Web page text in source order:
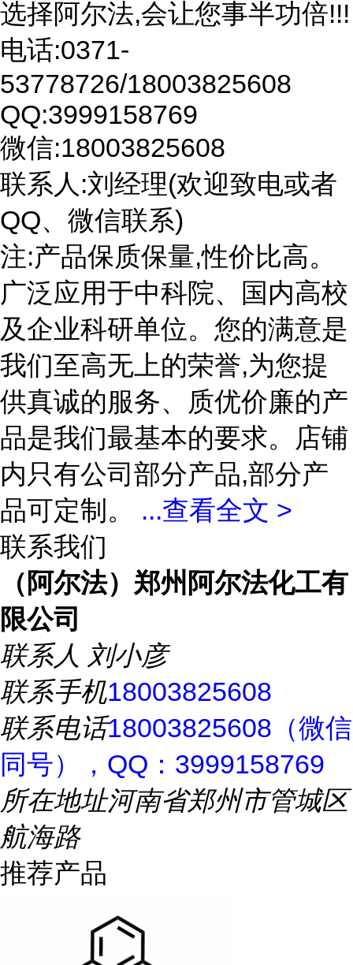
选择阿尔法,会让您事半功倍!!!
电话:0371-
53778726/18003825608
QQ:3999158769
微信:18003825608
联系人:刘经理(欢迎致电或者
QQ、微信联系)
注:产品保质保量,性价比高。
广泛应用于中科院、国内高校
及企业科研单位。您的满意是
我们至高无上的荣誉,为您提
供真诚的服务、质优价廉的产
品是我们最基本的要求。店铺
内只有公司部分产品,部分产
品可定制。 ...查看全文 >
联系我们
（阿尔法）郑州阿尔法化工有
限公司
联系人 刘小彦
联系手机18003825608
联系电话18003825608（微信
同号），QQ：3999158769
所在地址河南省郑州市管城区
航海路
推荐产品